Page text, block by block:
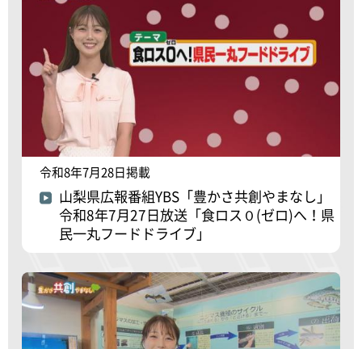
令和8年7月28日掲載
山梨県広報番組YBS「豊かさ共創やまなし」
令和8年7月27日放送「食ロス０(ゼロ)へ！県
民一丸フードドライブ」